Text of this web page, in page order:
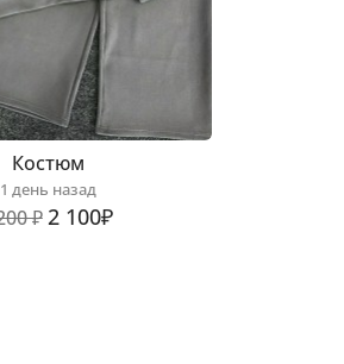
Костюм
1 день назад
₽2 100₽